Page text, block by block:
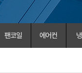
팬코일 에어컨